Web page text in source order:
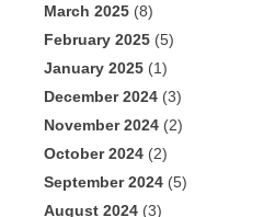
March 2025 (8)
February 2025 (5)
January 2025 (1)
December 2024 (3)
November 2024 (2)
October 2024 (2)
September 2024 (5)
August 2024 (3)